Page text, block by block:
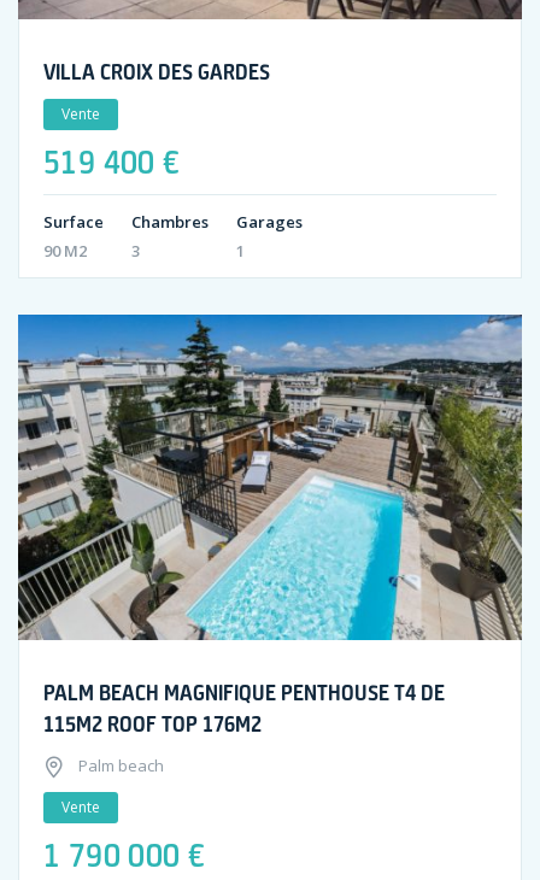
VILLA CROIX DES GARDES
Vente
519 400 €
Surface
90 M2
Chambres
3
Garages
1
PALM BEACH MAGNIFIQUE PENTHOUSE T4 DE
115M2 ROOF TOP 176M2
Palm beach
Vente
1 790 000 €